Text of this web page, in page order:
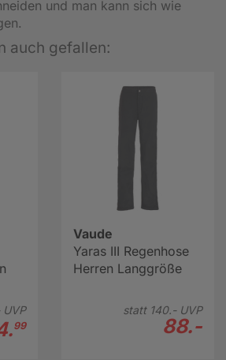
und man kann sich wie
auch gefallen:
UVP
99
Vaude
Yaras III Regenhose
Herren Langgröße
statt 140.-UVP
88.-